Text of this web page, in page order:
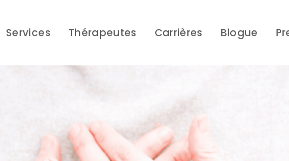
Services Thérapeutes Carrières Blogue